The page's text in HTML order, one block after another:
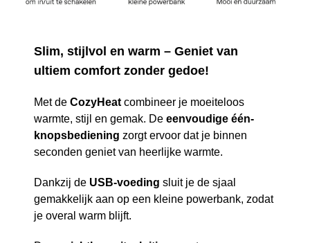
Slim, stijlvol en warm – Geniet van
ultiem comfort zonder gedoe!
Met deCozyHeat combineer je moeiteloos
warmte, stijl en gemak. Deeenvoudige één-
knopsbediening zorgt ervoor dat je binnen
seconden geniet van heerlijke warmte.
Dankzij de USB-voeding sluit je de sjaal
gemakkelijk aan op een kleine powerbank, zodat
je overal warm blijft.